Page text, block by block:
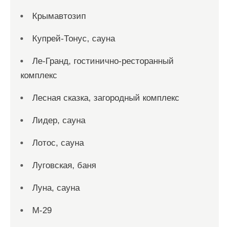
Крымавтозип
Купрей-Тонус, сауна
Ле-Гранд, гостинично-ресторанный
комплекс
Лесная сказка, загородный комплекс
Лидер, сауна
Лотос, сауна
Луговская, баня
Луна, сауна
М-29